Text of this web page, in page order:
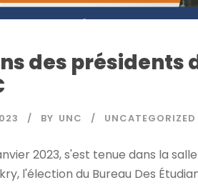
des présidents
BY UNC UNCATEGORIZED
2023, s'est tenue dans la
l'élection du Bureau Des